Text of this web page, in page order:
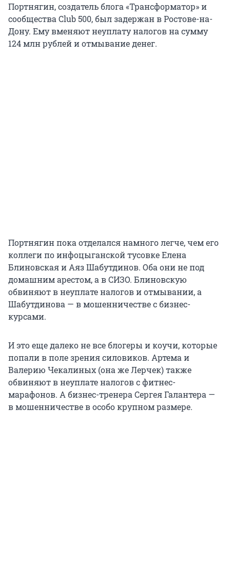
Портнягин, создатель блога «Трансформатор» и
сообщества Club 500, был задержан в Ростове-на-
Дону. Ему вменяют неуплату налогов на сумму
124 млн рублей и отмывание денег.
Портнягин пока отделался намного легче, чем его
коллеги по инфоцыганской тусовке Елена
Блиновская и Аяз Шабутдинов. Оба они не под
домашним арестом, а в СИЗО. Блиновскую
обвиняют в неуплате налогов и отмывании, а
Шабутдинова — в мошенничестве с бизнес-
курсами.
И это еще далеко не все блогеры и коучи, которые
попали в поле зрения силовиков. Артема и
Валерию Чекалиных (она же Лерчек) также
обвиняют в неуплате налогов с фитнес-
марафонов. А бизнес-тренера Сергея Галантера —
в мошенничестве в особо крупном размере.